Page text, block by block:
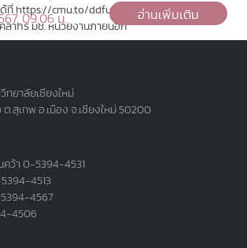
ด้ที่ https://cmu.to/ddfull ให้บริการสำหรับ
ลากร มช. หน่วยงานภายนอก
09.06 น. อ่านเพิ่มเติม
ทยาลัยเชียงใหม่
.สุเทพ อ.เมือง จ.เชียงใหม่ 50200
คว้า 0-5394-4531
4513
4567
4506